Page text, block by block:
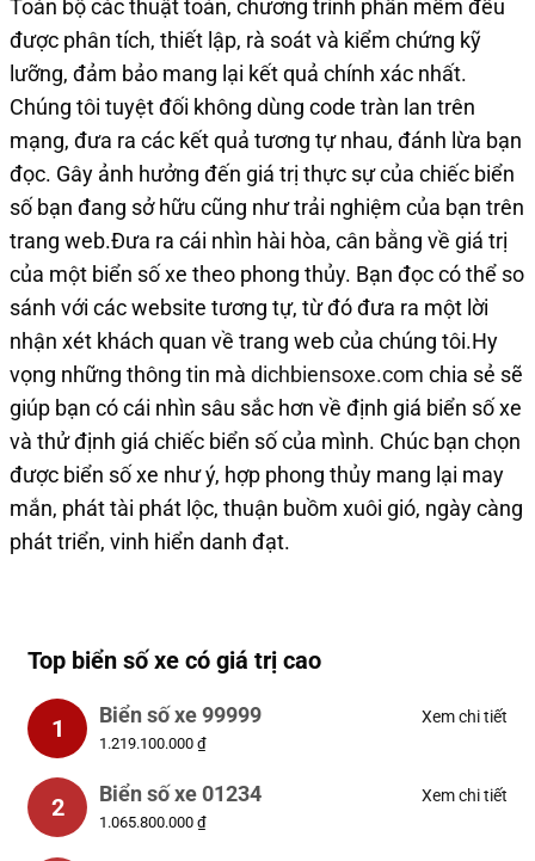
Toàn bộ các thuật toán, chương trình phần mềm đều
được phân tích, thiết lập, rà soát và kiểm chứng kỹ
lưỡng, đảm bảo mang lại kết quả chính xác nhất.
Chúng tôi tuyệt đối không dùng code tràn lan trên
mạng, đưa ra các kết quả tương tự nhau, đánh lừa bạn
đọc. Gây ảnh hưởng đến giá trị thực sự của chiếc biển
số bạn đang sở hữu cũng như trải nghiệm của bạn trên
trang web.Đưa ra cái nhìn hài hòa, cân bằng về giá trị
của một biển số xe theo phong thủy. Bạn đọc có thể so
sánh với các website tương tự, từ đó đưa ra một lời
nhận xét khách quan về trang web của chúng tôi.Hy
vọng những thông tin mà dichbiensoxe.com chia sẻ sẽ
giúp bạn có cái nhìn sâu sắc hơn về định giá biển số xe
và thử định giá chiếc biển số của mình. Chúc bạn chọn
được biển số xe như ý, hợp phong thủy mang lại may
mắn, phát tài phát lộc, thuận buồm xuôi gió, ngày càng
phát triển, vinh hiển danh đạt.
Top biển số xe có giá trị cao
1 Biển số xe 99999
1.219.100.000 ₫
Xem chi tiết
2 Biển số xe 01234
1.065.800.000 ₫
Xem chi tiết